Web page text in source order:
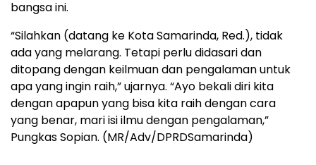
bangsa ini.
“Silahkan (datang ke Kota Samarinda, Red.), tidak
ada yang melarang. Tetapi perlu didasari dan
ditopang dengan keilmuan dan pengalaman untuk
apa yang ingin raih,” ujarnya. “Ayo bekali diri kita
dengan apapun yang bisa kita raih dengan cara
yang benar, mari isi ilmu dengan pengalaman,”
Pungkas Sopian. (MR/Adv/DPRDSamarinda)